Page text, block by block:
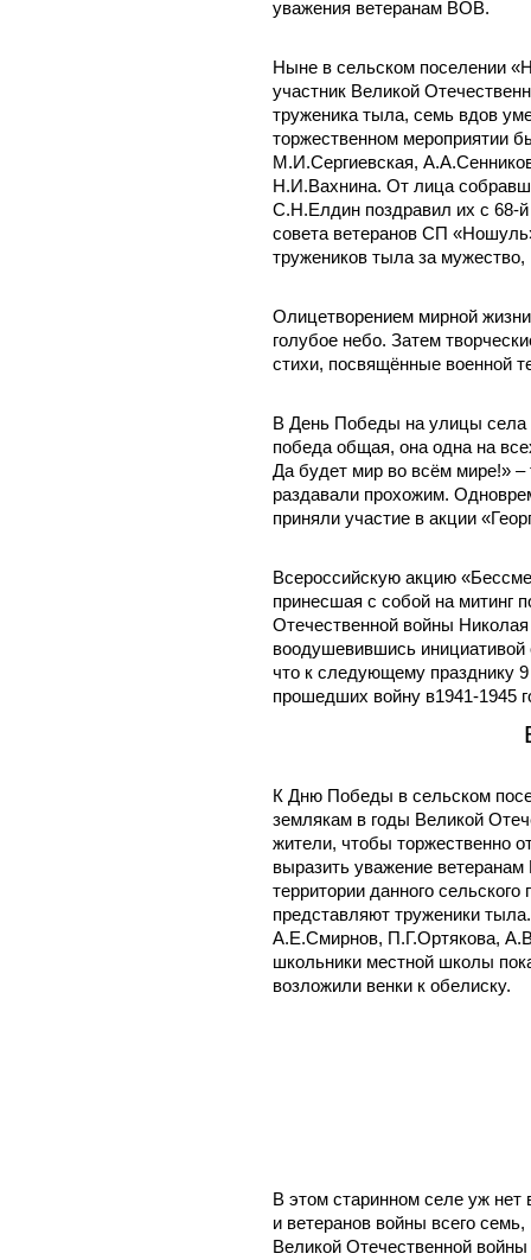
уважения ветеранам ВОВ.
Ныне в сельском поселении
участник Великой
труженика тыла, семь вдов
торжественном мероприятии
М.И.Сергиевская,
Н.И.Вахнина. От лица
С.Н.Елдин поздравил их с 68-
совета ветеранов СП
тружеников тыла за
Олицетворением мирной
голубое небо. Затем
стихи, посвящённые военной
В День Победы на улицы
победа общая, она одна на
Да будет мир во всём мире!» –
раздавали прохожим.
приняли участие в акции
Всероссийскую акцию
принесшая с собой на митинг
Отечественной войны
воодушевившись инициативой
что к следующему празднику
прошедших войну в1941-1945
К Дню Победы в сельском
землякам в годы Великой
жители, чтобы торжественно
выразить уважение
территории данного
представляют труженики
А.Е.Смирнов, П.Г.Ортякова,
школьники местной школы
возложили венки к обелиску.
В этом старинном селе уж нет
и ветеранов войны всего
Великой Отечественной